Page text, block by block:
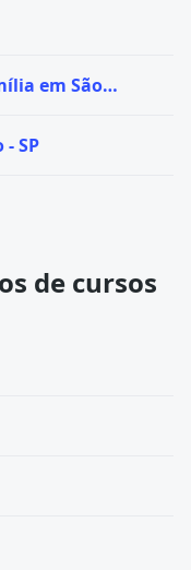
em São
SP
de cursos